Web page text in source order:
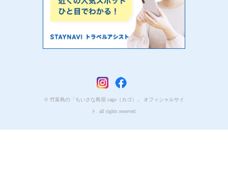
© 竹富島の「ちいさな島宿 cago（カゴ）」 オフィシャルサイ
ト. all rights reserved.